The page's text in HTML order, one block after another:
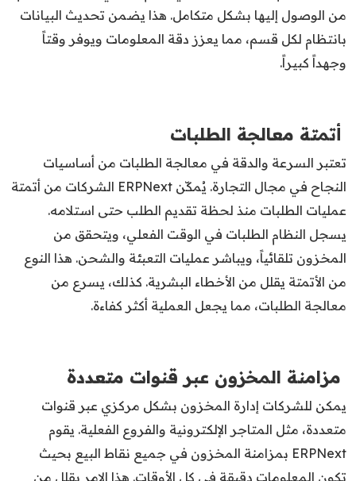
من الوصول إليها بشكل متكامل. هذا يضمن تحديث البيانات
بانتظام لكل قسم، مما يعزز دقة المعلومات ويوفر وقتاً
وجهداً كبيراً.
أتمتة معالجة الطلبات
تعتبر السرعة والدقة في معالجة الطلبات من أساسيات
النجاح في مجال التجارة. يُمكّن ERPNext الشركات من أتمتة
عمليات الطلبات منذ لحظة تقديم الطلب حتى استلامه.
يسجل النظام الطلبات في الوقت الفعلي، ويتحقق من
المخزون تلقائياً، ويباشر عمليات التعبئة والشحن. هذا النوع
من الأتمتة يقلل من الأخطاء البشرية. كذلك، يسرع من
معالجة الطلبات، مما يجعل العملية أكثر كفاءة.
مزامنة المخزون عبر قنوات متعددة
يمكن للشركات إدارة المخزون بشكل مركزي عبر قنوات
متعددة، مثل المتاجر الإلكترونية والفروع الفعلية. يقوم
ERPNext بمزامنة المخزون في جميع نقاط البيع بحيث
تكون المعلومات دقيقة في كل الأوقات. هذا الامر يقلل من